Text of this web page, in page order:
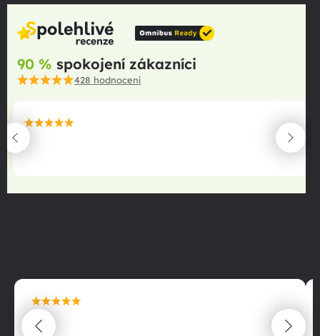
90 % spokojení zákazníci
428 hodnocení
maximální spokojenost
22.06.2025
maximální spokojenost
22.06.2025